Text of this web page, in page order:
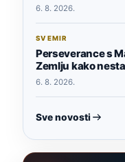
6. 8. 2026.
SVEMIR
Perseverance s
Zemlju kako
6. 8. 2026.
Sve novosti